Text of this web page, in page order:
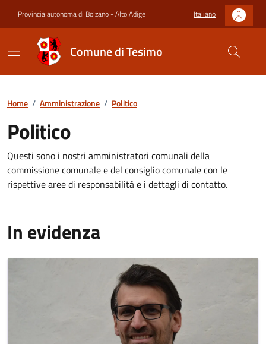
Provincia autonoma di Bolzano - Alto Adige Italiano
Comune di Tesimo
Home / Amministrazione / Politico
Politico
Questi sono i nostri amministratori comunali della
commissione comunale e del consiglio comunale con le
rispettive aree di responsabilità e i dettagli di contatto.
In evidenza